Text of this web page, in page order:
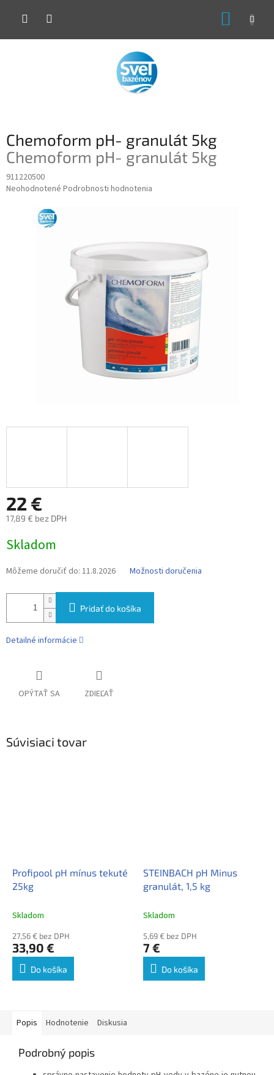
Chemoform pH- granulát 5kg
Chemoform pH- granulát 5kg
911220500
Priemerné
produktu
Neohodnotené Podrobnosti hodnotenia
22 €
17,89 € bez DPH
cena:
Skladom
Môžeme doručiť do: 11.8.2026 Možnosti doručenia
Pridať do košíka
Detailné informácie
OPÝTAŤ SA ZDIEĽAŤ
Súvisiaci tovar
Profipool pH mínus tekuté
25kg
Skladom
27,56 € bez DPH
33,90 €
Do košíka
STEINBACH pH Minus
granulát, 1,5 kg
Skladom
5,69 € bez DPH
7 €
Do košíka
Popis Hodnotenie Diskusia
Podrobný popis